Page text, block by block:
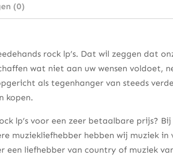
(0)
rock lp’s. Dat wil zeggen dat
wat niet aan uw wensen voldoet,
als tegenhanger van steeds
kopen.
lp’s voor een zeer betaalbare prijs? Bij
muziekliefhebber hebben wij muziek
een liefhebber van country of muziek